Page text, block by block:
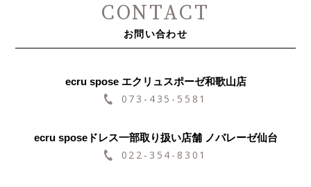
CONTACT
お問い合わせ
ecru spose エクリュスポーゼ和歌山店
073-435-5581
ecru sposeドレス一部取り扱い店舗 ノバレーゼ仙台
022-354-8301